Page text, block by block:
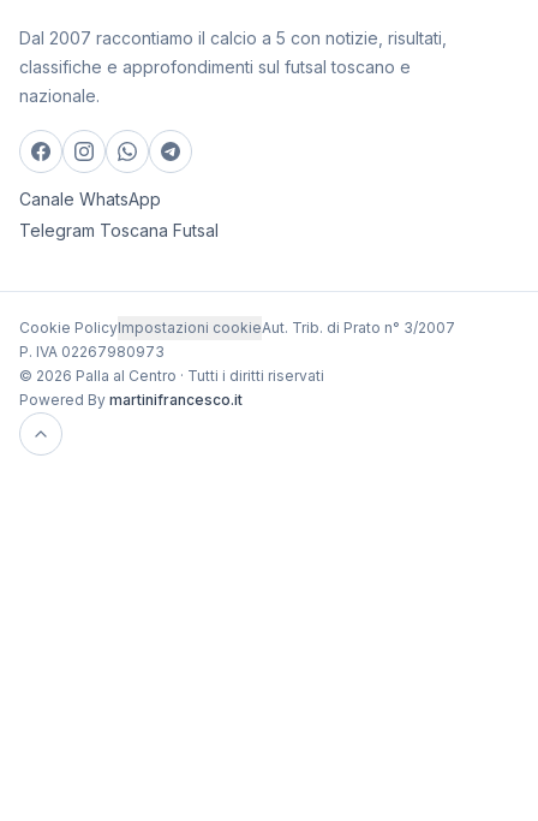
Dal 2007 raccontiamo il calcio a 5 con notizie, risultati,
classifiche e approfondimenti sul futsal toscano e
nazionale.
Canale WhatsApp
Telegram Toscana Futsal
Cookie PolicyImpostazioni cookieAut. Trib. di Prato n° 3/2007
P. IVA 02267980973
© 2026 Palla al Centro · Tutti i diritti riservati
Powered By martinifrancesco.it